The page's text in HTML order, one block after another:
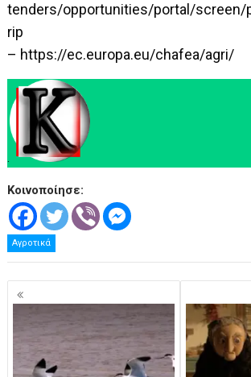
tenders/opportunities/portal/screen/
rip
– https://ec.europa.eu/chafea/agri/
.
Κοινοποίησε:
Αγροτικά
Πλοήγηση
άρθρων